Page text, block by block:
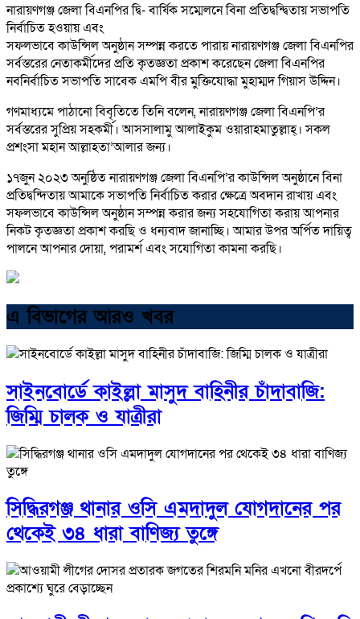
নারায়ণগঞ্জ জেলা বিএনপির দ্বি- বার্ষিক সম্মেলনে বিনা প্রতিদ্বন্দ্বিতায় সভাপতি
নির্বাচিত হওয়ায় এবং
সফলভাবে কাউন্সিল অনুষ্ঠান সম্পন্ন করতে পারায় নারায়ণগঞ্জ জেলা বিএনপির
সর্বস্তরের নেতাকর্মীদের প্রতি কৃতজ্ঞতা প্রকাশ করেছেন জেলা বিএনপির
নবনির্বাচিত সভাপতি সাবেক এমপি বীর মুক্তিযোদ্ধা মুহাম্মদ গিয়াস উদ্দিন।
গণমাধ্যমে পাঠানো বিবৃতিতে তিনি বলেন, নারায়ণগঞ্জ জেলা বিএনপি’র
সর্বস্তরের সুপ্রিয় সহকর্মী। আসসালামু আলাইকুম ওয়ারাহমাতুল্লাহ্। সকল
প্রশংসা মহান আল্লাহতা’আলার জন্য।
১৭জুন ২০২৩ অনুষ্ঠিত নারায়ণগঞ্জ জেলা বিএনপি’র কাউন্সিল অনুষ্ঠানে বিনা
প্রতিদ্বন্দিতায় আমাকে সভাপতি নির্বাচিত করার ক্ষেত্রে অবদান রাখায় এবং
সফলভাবে কাউন্সিল অনুষ্ঠান সম্পন্ন করার জন্য সহযোগিতা করায় আপনার
নিকট কৃতজ্ঞতা প্রকাশ করছি ও ধন্যবাদ জানাচ্ছি। আমার উপর অর্পিত দায়িত্ব
পালনে আপনার দোয়া, পরামর্শ এবং সযোগিতা কামনা করছি।
এ বিভাগের আরও খবর
সাইনবোর্ডে কাইল্লা মাসুদ বাহিনীর চাঁদাবাজি:
জিম্মি চালক ও যাত্রীরা
সিদ্ধিরগঞ্জ থানার ওসি এমদাদুল যোগদানের পর
থেকেই ৩৪ ধারা বাণিজ্য তুঙ্গে